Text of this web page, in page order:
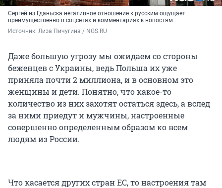
Сергей из Гданьска негативное отношение к русским ощущает
преимущественно в соцсетях и комментариях к новостям
Источник: Лиза Пичугина / NGS.RU
Даже большую угрозу мы ожидаем со стороны
беженцев с Украины, ведь Польша их уже
приняла почти 2 миллиона, и в основном это
женщины и дети. Понятно, что какое-то
количество из них захотят остаться здесь, а вслед
за ними приедут и мужчины, настроенные
совершенно определенным образом ко всем
людям из России.
Что касается других стран ЕС, то настроения там